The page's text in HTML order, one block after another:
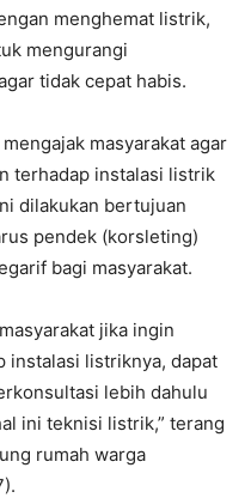
menghemat listrik,
mengurangi
tidak cepat habis.
masyarakat agar
terhadap instalasi listrik
dilakukan bertujuan
pendek (korsleting)
bagi masyarakat.
jika ingin
instalasi listriknya, dapat
lebih dahulu
ini teknisi listrik,” terang
rumah warga